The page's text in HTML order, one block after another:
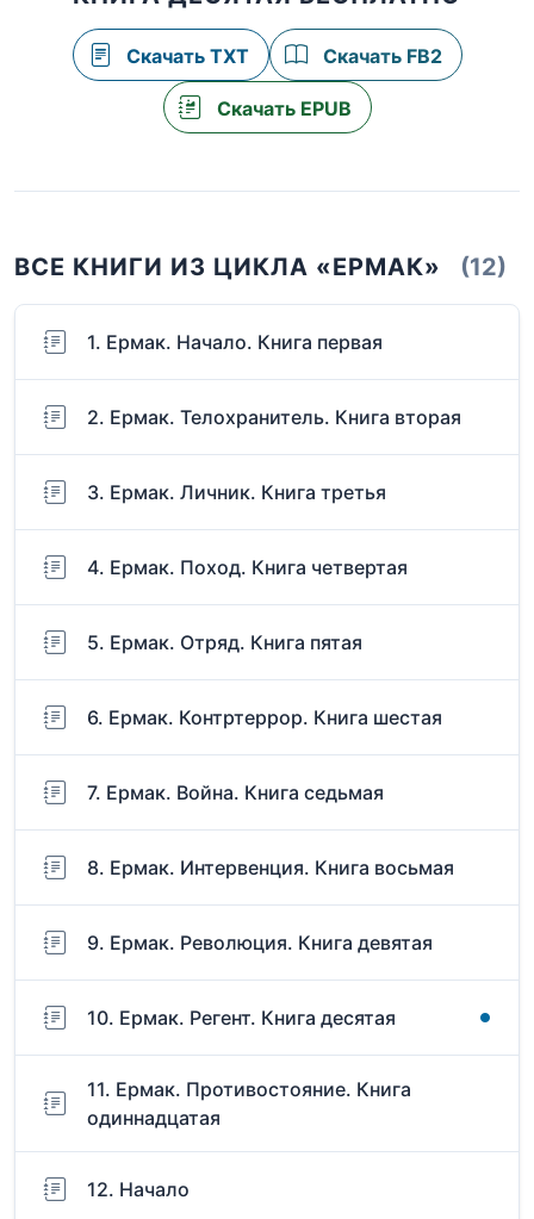
Скачать TXT Скачать FB2
Скачать EPUB
ВСЕ КНИГИ ИЗ ЦИКЛА «ЕРМАК» (12)
1. Ермак. Начало. Книга первая
2. Ермак. Телохранитель. Книга вторая
3. Ермак. Личник. Книга третья
4. Ермак. Поход. Книга четвертая
5. Ермак. Отряд. Книга пятая
6. Ермак. Контртеррор. Книга шестая
7. Ермак. Война. Книга седьмая
8. Ермак. Интервенция. Книга восьмая
9. Ермак. Революция. Книга девятая
10. Ермак. Регент. Книга десятая
11. Ермак. Противостояние. Книга
одиннадцатая
12. Начало